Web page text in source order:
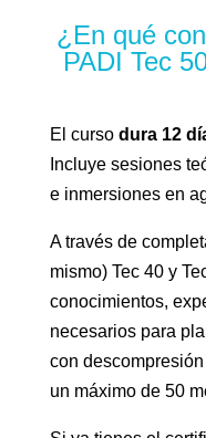
¿En qué
PADI Tec
El curso dura 12
Incluye sesiones
e inmersiones en
A través de
mismo) Tec 40 y
conocimientos,
necesarios para
con
un máximo de 50